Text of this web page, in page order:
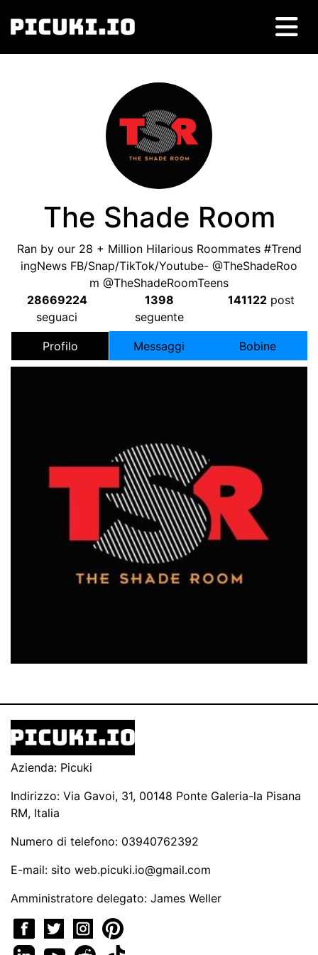
The Shade Room
Ran by our28 + Million Hilarious Roommates #Trend
ingNews FB/Snap/TikTok/Youtube- @TheShadeRoo
m @TheShadeRoomTeens
28669224
seguaci
1398
seguente
141122 post
Profilo Messaggi Bobine
Azienda: Picuki
Indirizzo: Via Gavoi, 31, 00148 Ponte Galeria-la Pisana
RM, Italia
Numero di telefono: 03940762392
E-mail: sito web.picuki.io@gmail.com
Amministratore delegato: James Weller